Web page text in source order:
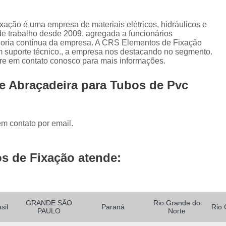
Barra Roscada M20
Grampo C de Fixação
Grampo com Balancim C
Grampo em C
Mão Francesa de Ferro
Mão Francesa em Ferro
Mão
é uma empresa de materiais elétricos, hidráulicos e
trabalho desde 2009, agregada a funcionários
contínua da empresa. A CRS Elementos de Fixação
técnico., a empresa nos destacando no segmento.
em contato conosco para mais informações.
Abraçadeira para Tubos de Pvc
contato por email.
de Fixação atende:
GRANDE SÃO
PAULO
Paraná
Rio Grande do
Norte
Rio